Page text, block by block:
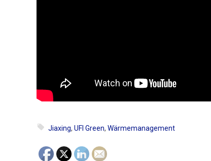
Jiaxing, UFI Green, Wärmemanagement